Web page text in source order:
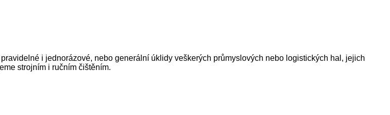
i jednorázové, nebo generální úklidy veškerých průmyslových nebo logistických hal, jejich
strojním i ručním čištěním.